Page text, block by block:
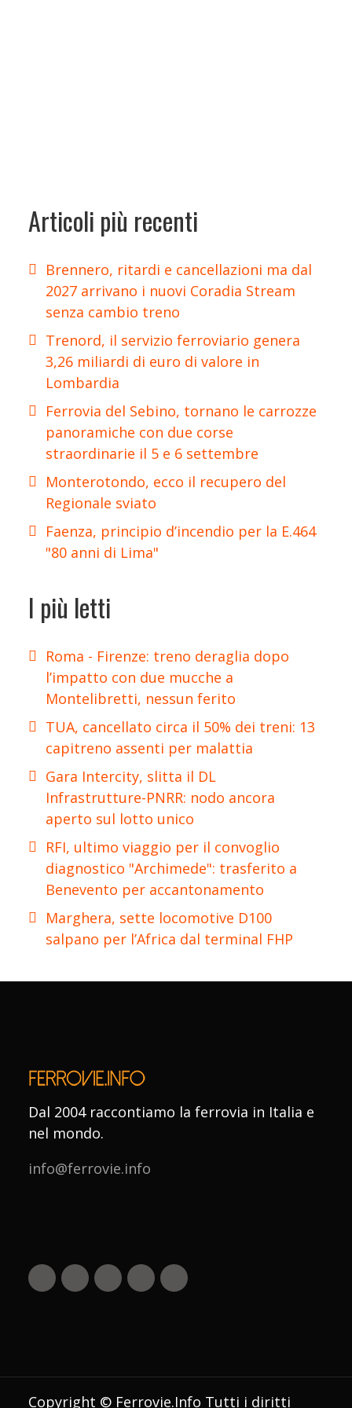
Articoli più recenti
Brennero, ritardi e cancellazioni ma dal
2027 arrivano i nuovi Coradia Stream
senza cambio treno
Trenord, il servizio ferroviario genera
3,26 miliardi di euro di valore in
Lombardia
Ferrovia del Sebino, tornano le carrozze
panoramiche con due corse
straordinarie il 5 e 6 settembre
Monterotondo, ecco il recupero del
Regionale sviato
Faenza, principio d’incendio per la E.464
"80 anni di Lima"
I più letti
Roma - Firenze: treno deraglia dopo
l’impatto con due mucche a
Montelibretti, nessun ferito
TUA, cancellato circa il 50% dei treni: 13
capitreno assenti per malattia
Gara Intercity, slitta il DL
Infrastrutture-PNRR: nodo ancora
aperto sul lotto unico
RFI, ultimo viaggio per il convoglio
diagnostico "Archimede": trasferito a
Benevento per accantonamento
Marghera, sette locomotive D100
salpano per l’Africa dal terminal FHP
Dal 2004 raccontiamo la ferrovia in Italia e
nel mondo.
info@ferrovie.info
Copyright © Ferrovie.Info Tutti i diritti